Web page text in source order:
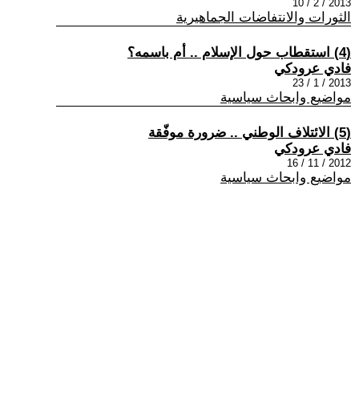
2013 / 2 / 10
الثورات والانتفاضات الجماهيرية
(4) استقطاب حول الإسلام .. أم باسمه؟
فادي عرودكي
2013 / 1 / 23
مواضيع وابحاث سياسية
(5) الائتلاف الوطني .. ضرورة موفّقة
فادي عرودكي
2012 / 11 / 16
مواضيع وابحاث سياسية